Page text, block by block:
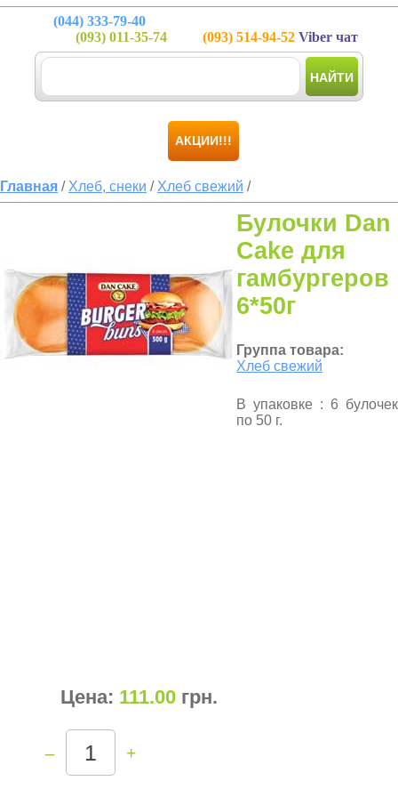
(044) 333-79-40
(093) 011-35-74 (093) 514-94-52 Viber чат
НАЙТИ
АКЦИИ!!!
Главная / Хлеб, снеки / Хлеб свежий /
Булочки Dan
Cake для
гамбургеров
6*50г
Группа товара:
Хлеб свежий
В упаковке : 6 булочек
по 50 г.
Цена: 111.00 грн.
– +